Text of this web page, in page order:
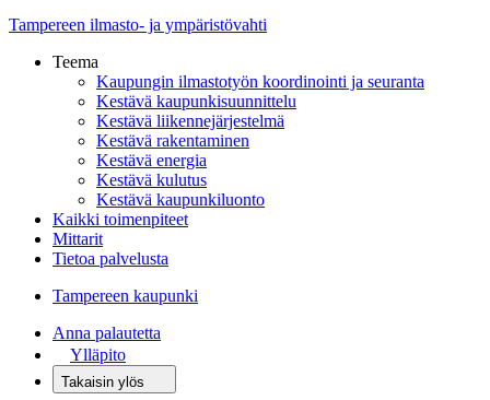
Tampereen ilmasto- ja ympäristövahti
Teema
Kaupungin ilmastotyön koordinointi ja seuranta
Kestävä kaupunkisuunnittelu
Kestävä liikennejärjestelmä
Kestävä rakentaminen
Kestävä energia
Kestävä kulutus
Kestävä kaupunkiluonto
Kaikki toimenpiteet
Mittarit
Tietoa palvelusta
Tampereen kaupunki
Anna palautetta
Ylläpito
Takaisin ylös